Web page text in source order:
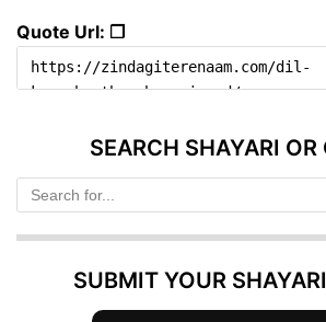
Quote Url: ❐
SEARCH SHAYARI OR
SUBMIT YOUR